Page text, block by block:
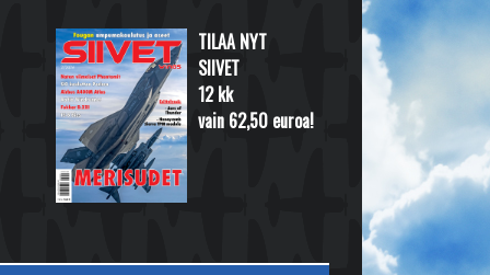
TILAA NYT
SIIVET
12 kk
vain 62,50 euroa!